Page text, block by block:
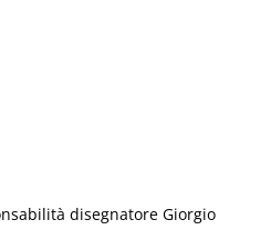
disegnatore Giorgio